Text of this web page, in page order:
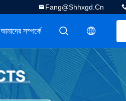
Fang@shhxgd.cn
描述
描述
আমাদের সম্পর্কে